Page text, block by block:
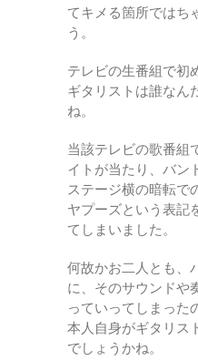
てキメる箇所ではち
う。
テレビの生番組で初
ギタリストは誰なん
ね。
当該テレビの歌番組
イトが当たり、バン
ステージ横の暗転で
ヤプーズという表記
てしまいました。
何故かお二人とも、
に、そのサウンドや
っていってしまった
本人自身がギタリス
でしょうかね。